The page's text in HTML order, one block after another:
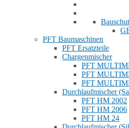
PFT Baumaschinen
PFT Ersatzteile
Chargenmischer
PFT
PFT
PFT
Durchlaufmischer
PFT HM 2002
PFT HM 2006
PFT HM 24